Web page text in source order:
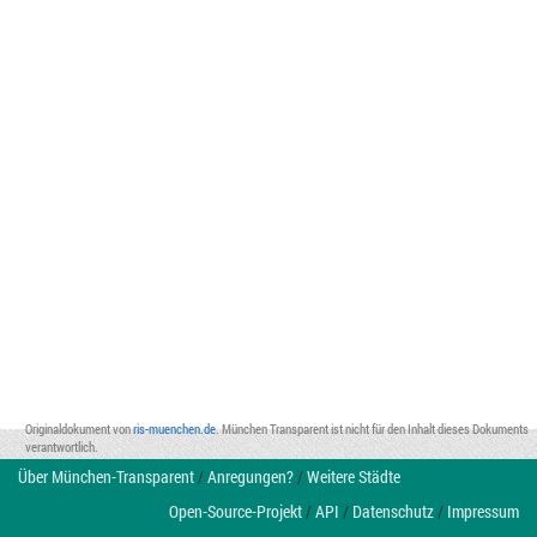
Originaldokument vonris-muenchen.de. München Transparent ist nicht für den Inhalt dieses Dokuments
verantwortlich.
Über München-Transparent/Anregungen?/Weitere Städte
Open-Source-Projekt/API / Datenschutz/ Impressum